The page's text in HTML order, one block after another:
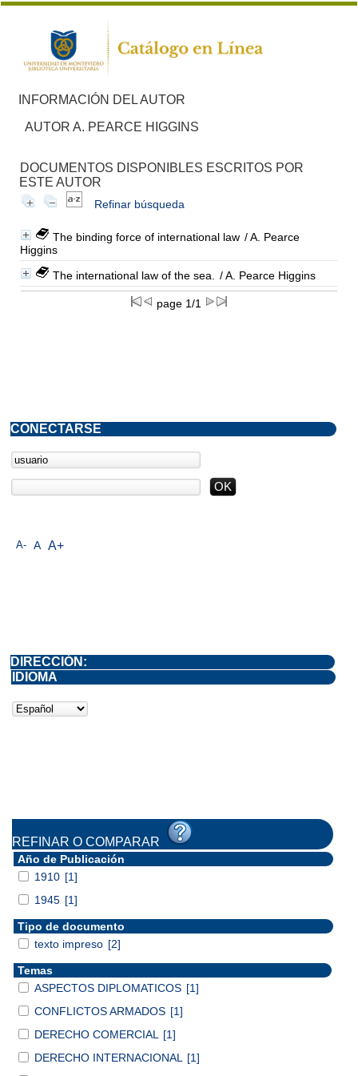
INFORMACIÓN DEL AUTOR
AUTOR A. PEARCE HIGGINS
DOCUMENTOS DISPONIBLES ESCRITOS POR
ESTE AUTOR
Refinar búsqueda
The binding force of international law / A. Pearce
Higgins
The international law of the sea.
/ A. Pearce Higgins
page 1/1
A- A A+
CONECTARSE
DIRECCIÓN:
IDIOMA
REFINAR O COMPARAR
Año de Publicación
1910 [1]
1945 [1]
Tipo de documento
texto impreso [2]
Temas
ASPECTOS DIPLOMATICOS [1]
CONFLICTOS ARMADOS [1]
DERECHO COMERCIAL
[1]
DERECHO INTERNACIONAL
[1]